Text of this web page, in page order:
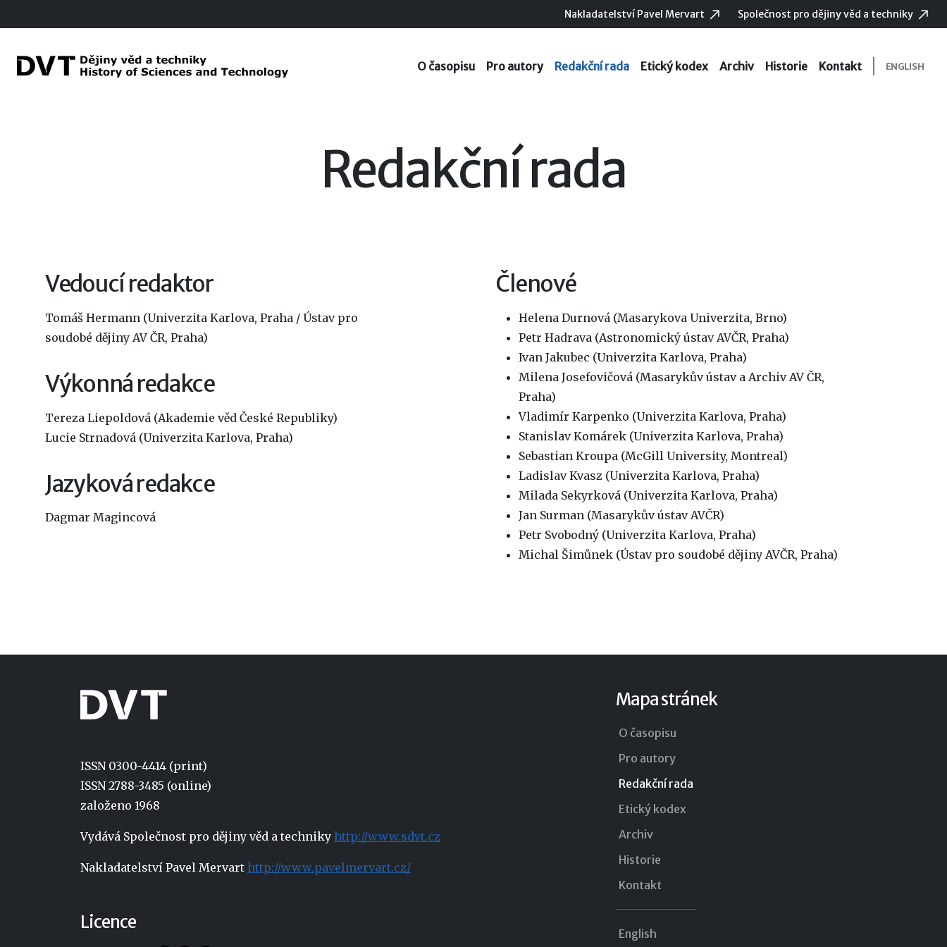
Nakladatelství Pavel Mervart Společnost pro dějiny věd a techniky
O časopisu Pro autory Redakční rada Etický kodex Archiv Historie Kontakt ENGLISH
Redakční rada
Vedoucí redaktor
Tomáš Hermann (Univerzita Karlova, Praha / Ústav pro
soudobé dějiny AV ČR, Praha)
Výkonná redakce
Tereza Liepoldová (Akademie věd České Republiky)
Lucie Strnadová (Univerzita Karlova, Praha)
Jazyková redakce
Dagmar Magincová
Členové
Helena Durnová (Masarykova Univerzita, Brno)
Petr Hadrava (Astronomický ústav AVČR, Praha)
Ivan Jakubec (Univerzita Karlova, Praha)
Milena Josefovičová (Masarykův ústav a Archiv AV ČR,
Praha)
Vladimír Karpenko (Univerzita Karlova, Praha)
Stanislav Komárek (Univerzita Karlova, Praha)
Sebastian Kroupa (McGill University, Montreal)
Ladislav Kvasz (Univerzita Karlova, Praha)
Milada Sekyrková (Univerzita Karlova, Praha)
Jan Surman (Masarykův ústav AVČR)
Petr Svobodný (Univerzita Karlova, Praha)
Michal Šimůnek (Ústav pro soudobé dějiny AVČR, Praha)
ISSN 0300-4414 (print)
ISSN 2788-3485 (online)
založeno 1968
Vydává Společnost pro dějiny věd a techniky http://www.sdvt.cz
Nakladatelství Pavel Mervart http://www.pavelmervart.cz/
Licence
Mapa stránek
O časopisu
Pro autory
Redakční rada
Etický kodex
Archiv
Historie
Kontakt
English